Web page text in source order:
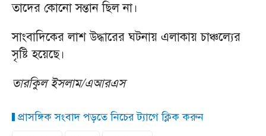
তাদের কোনো সন্তান ছিল না।
সাংবাদিকের লাশ উদ্ধারের ঘটনায় এলাকায় চাঞ্চল্যের
সৃষ্টি হয়েছে।
তারকিুল ইসলাম/এআরএস
প্রাসঙ্গিক সংবাদ পড়তে নিচের ট্যাগে ক্লিক করুন